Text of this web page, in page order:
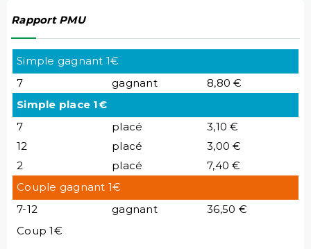
Rapport PMU
Simple gagnant 1€
7
gagnant
8,80 €
Simple place 1€
7
placé
3,10 €
12
placé
3,00 €
2
placé
7,40 €
Couple gagnant 1€
7-12
gagnant
36,50 €
Coup 1€